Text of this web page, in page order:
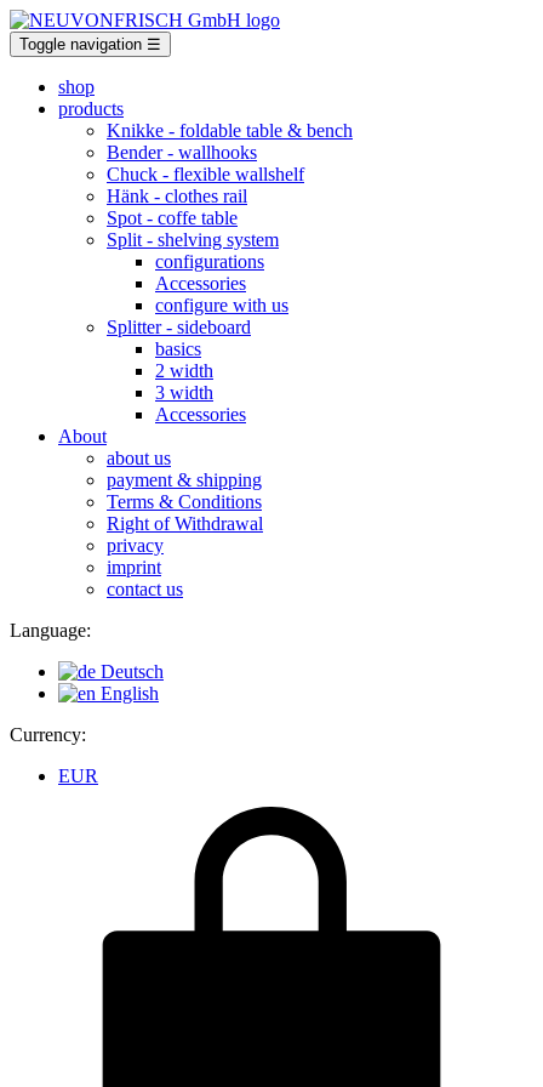
Toggle navigation ☰
shop
products
Knikke - foldable table & bench
Bender- wallhooks
Chuck - flexible wallshelf
Hänk - clothes rail
Spot - coffe table
Split - shelving system
configurations
Accessories
configure with us
Splitter- sideboard
basics
2 width
3 width
Accessories
About
about us
payment & shipping
Terms & Conditions
Right of Withdrawal
privacy
imprint
contact us
Language:
Deutsch
English
Currency:
EUR